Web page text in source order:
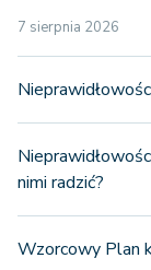
7 sierpnia 2026
nimi radzić?
Wzorcowy Plan